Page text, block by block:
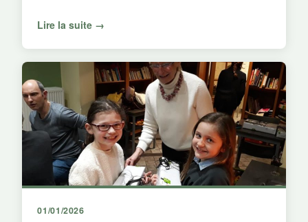
Lire la suite →
01/01/2026